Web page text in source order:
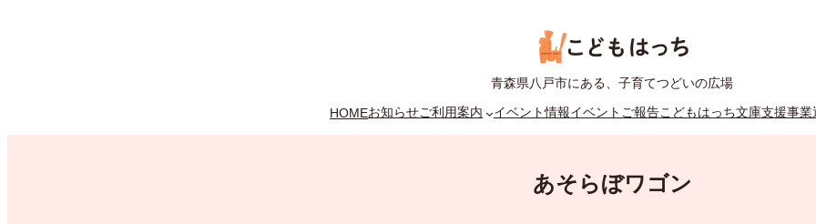
青森県八戸市にある、子育てつどいの広場
HOMEお知らせご利用案内 イベント情報イベントご報告こどもはっち文庫支援事業
あそらぼワゴン